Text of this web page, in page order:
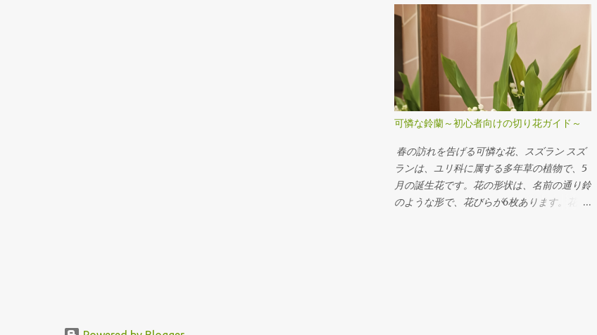
ラ（イヴピアチェ） シンフォリカルフォス
グレープアイビー Arrangement Rose
Carnation Eustoma Sankirai Hagoromo
Jasmine Geranium バラ（イヴピアチェ） カ
ーネーション トルコキキョウ サンキライ ハ
ゴロモジャスミン ゼラニューム
Arrangement Rose Ammi visnaga（Green
Mist） buprenium tulip c...
可憐な鈴蘭～初心者向けの切り花ガイド～
春の訪れを告げる可憐な花、スズラン スズ
ランは、ユリ科に属する多年草の植物で、5
月の誕生花です。花の形状は、名前の通り鈴
のような形で、花びらが6枚あります。花の